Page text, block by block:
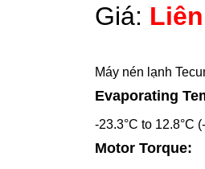
Giá:
Máy nén lạnh
Evaporating
-23.3°C to 12.8°C
Motor Torque: